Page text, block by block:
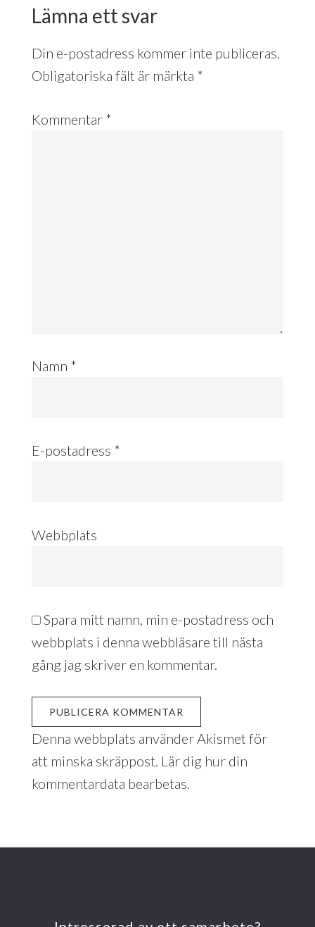
Lämna ett svar
Din e-postadress kommer inte publiceras.
Obligatoriska fält är märkta *
Kommentar *
Namn *
E-postadress *
Webbplats
Spara mitt namn, min e-postadress och
webbplats i denna webbläsare till nästa
gång jag skriver en kommentar.
Denna webbplats använder Akismet för
att minska skräppost. Lär dig hur din
kommentardata bearbetas